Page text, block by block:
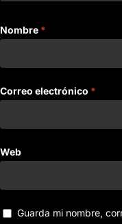
Nombre *
Correo electrónico *
Web
Guarda mi nombre,